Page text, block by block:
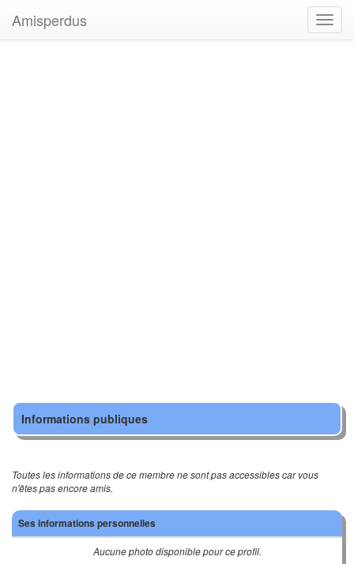
Amisperdus
Informations publiques
Toutes les informations de ce membre ne sont pas accessibles car vous
n'êtes pas encore amis.
Ses informations personnelles
Aucune photo disponible pour ce profil.